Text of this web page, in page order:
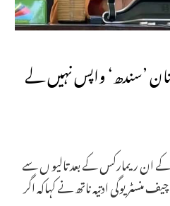
’سندھ‘ واپس نہیں لے
کے ان ریمارکس کے بعد تالیو ں سے
منسٹر یوگی ادتیہ ناتھ نے کہاکہ اگر